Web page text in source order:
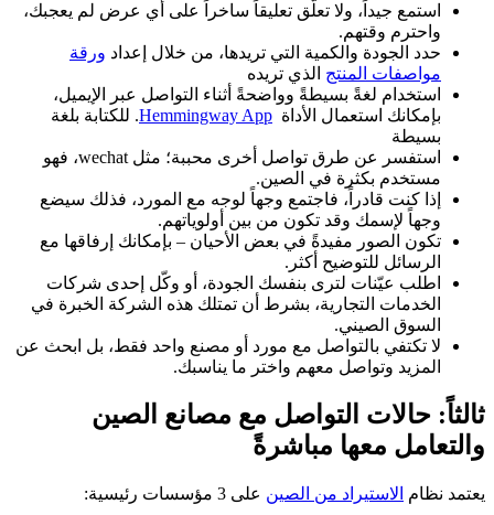
استمع جيداً، ولا تعلّق تعليقاً ساخراً على أي عرض لم يعجبك،
واحترم وقتهم.
حدد الجودة والكمية التي تريدها، من خلال إعداد ورقة
مواصفات المنتج الذي تريده
استخدام لغةً بسيطةً وواضحةً أثناء التواصل عبر الإيميل،
بإمكانك استعمال الأداة Hemmingway App. للكتابة بلغة
بسيطة
استفسر عن طرق تواصل أخرى محببة؛ مثل wechat، فهو
مستخدم بكثرة في الصين.
إذا كنت قادراً، فاجتمع وجهاً لوجه مع المورد، فذلك سيضع
وجهاً لإسمك وقد تكون من بين أولوياتهم.
تكون الصور مفيدةً في بعض الأحيان – بإمكانك إرفاقها مع
الرسائل للتوضيح أكثر.
اطلب عيّنات لترى بنفسك الجودة، أو وكّل إحدى شركات
الخدمات التجارية، بشرط أن تمتلك هذه الشركة الخبرة في
السوق الصيني.
لا تكتفي بالتواصل مع مورد أو مصنع واحد فقط، بل ابحث عن
المزيد وتواصل معهم واختر ما يناسبك.
ثالثاً: حالات التواصل مع مصانع الصين
والتعامل معها مباشرةً
يعتمد نظام الاستيراد من الصين على 3 مؤسسات رئيسية: